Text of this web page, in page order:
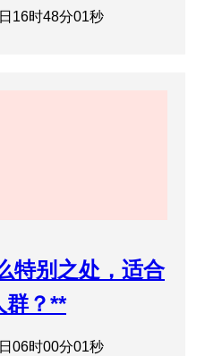
16时48分01秒
特别之处，适合
群？**
06时00分01秒